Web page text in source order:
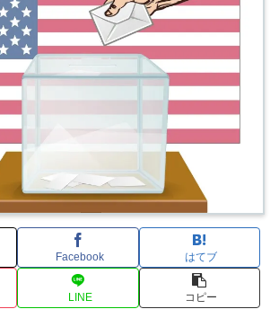
Facebook はてブ
LINE コピー